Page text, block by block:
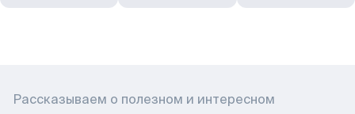
Рассказываем о полезном и интересном